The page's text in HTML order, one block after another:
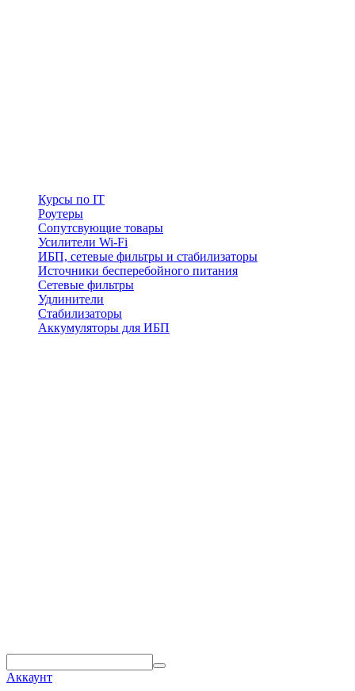
Курсы по IT
Роутеры
Сопутсвующие товары
Усилители Wi-Fi
ИБП, сетевые фильтры и стабилизаторы
Источники бесперебойного питания
Сетевые фильтры
Удлинители
Стабилизаторы
Аккумуляторы для ИБП
Аккаунт